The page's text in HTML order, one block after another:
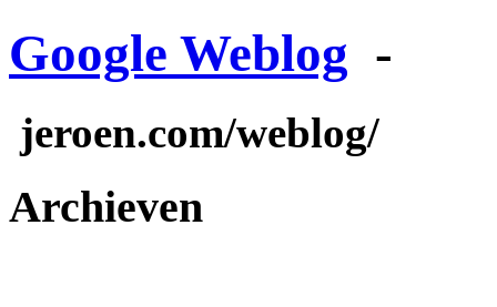
Google Weblog -
jeroen.com/weblog/
Archieven